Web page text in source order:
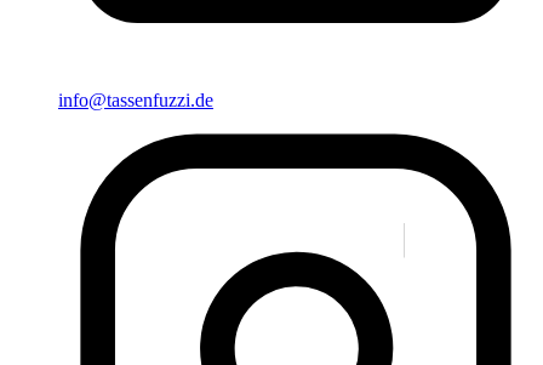
info@tassenfuzzi.de